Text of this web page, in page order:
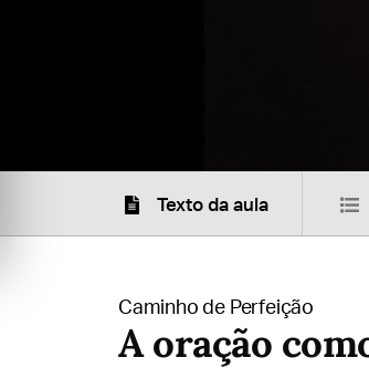
Texto da aula
Caminho de Perfeição
A oração